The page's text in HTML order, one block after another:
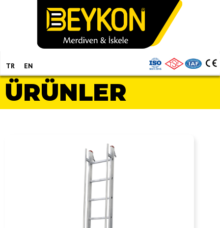
TR EN
ÜRÜNLER